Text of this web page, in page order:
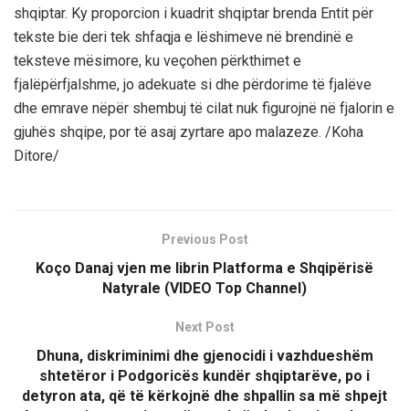
shqiptar. Ky proporcion i kuadrit shqiptar brenda Entit për
tekste bie deri tek shfaqja e lëshimeve në brendinë e
teksteve mësimore, ku veçohen përkthimet e
fjalëpërfjalshme, jo adekuate si dhe përdorime të fjalëve
dhe emrave nëpër shembuj të cilat nuk figurojnë në fjalorin e
gjuhës shqipe, por të asaj zyrtare apo malazeze. /Koha
Ditore/
Previous Post
Koço Danaj vjen me librin Platforma e Shqipërisë
Natyrale (VIDEO Top Channel)
Next Post
Dhuna, diskriminimi dhe gjenocidi i vazhdueshëm
shtetëror i Podgoricës kundër shqiptarëve, po i
detyron ata, që të kërkojnë dhe shpallin sa më shpejt